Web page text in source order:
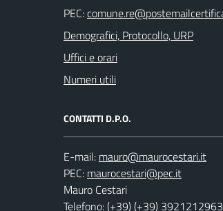
PEC:
Demografici, Protocollo, URP
Uffici e orari
Numeri utili
CONTATTI D.P.O.
E-mail:
PEC:
Mauro Cestari
Telefono: (+39) (+39) 3921212963